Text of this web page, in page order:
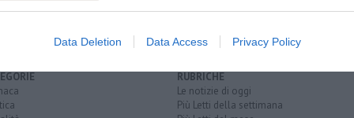
Data Deletion Data Access Privacy Policy
RUBRICHE
Le notizie di oggi
Più Letti della settimana